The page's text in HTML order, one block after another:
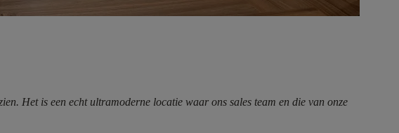
Het is een echt ultramoderne locatie waar ons sales team en die van onze